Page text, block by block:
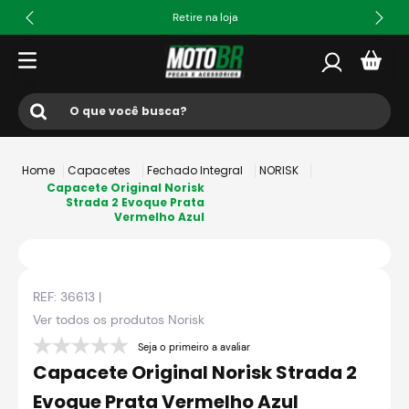
Retire na loja
O que você busca?
ls2
5º jaqueta
6 º bau
7º axxis fenix
Capacetes Fechado Integral
NORISK
Capacete Original Norisk
Strada 2 Evoque Prata
Vermelho Azul
REF: 36613 |
Ver todos os produtos Norisk
Seja o primeiro a avaliar
Capacete Original Norisk Strada 2
Evoque Prata Vermelho Azul